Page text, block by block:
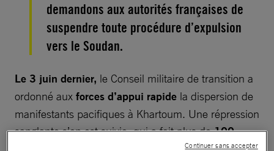
demandons aux autorités françaises de
suspendre toute procédure d’expulsion
vers le Soudan.
Le 3 juin dernier, le Conseil militaire de transition a
ordonné aux forces d’appui rapide la dispersion de
manifestants pacifiques à Khartoum. Une répression
sanglante s’en est suivie, qui a fait plus de100
Continuer sans accepter